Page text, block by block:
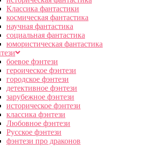
Классика фантастики
космическая фантастика
научная фантастика
социальная фантастика
юмористическая фантастика
боевое фэнтези
героическое фэнтези
городское фэнтези
детективное фэнтези
зарубежное фэнтези
историческое фэнтези
классика фэнтези
Любовное фэнтези
Русское фэнтези
фэнтези про драконов